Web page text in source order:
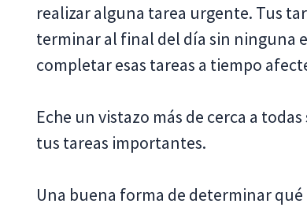
realizar alguna tarea urgente. Tus
terminar al final del día sin ninguna
completar esas tareas a tiempo
Eche un vistazo más de cerca a
tus tareas importantes. ‍
Una buena forma de determinar